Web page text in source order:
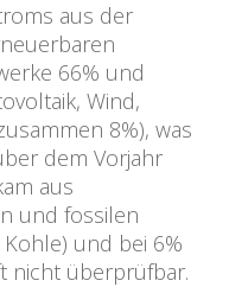
aus der
66% und
Wind,
8%), was
dem Vorjahr
aus
und fossilen
und bei 6%
nicht überprüfbar.